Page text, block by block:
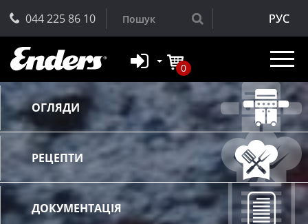
044 225 86 10 РУС
0
ОГЛЯДИ
РЕЦЕПТИ
ДОКУМЕНТАЦІЯ